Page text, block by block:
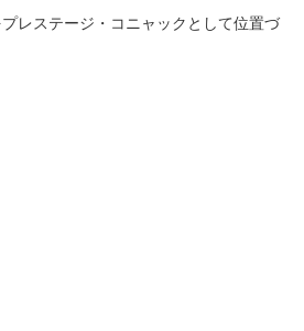
プレステージ・コニャックとして位置づ